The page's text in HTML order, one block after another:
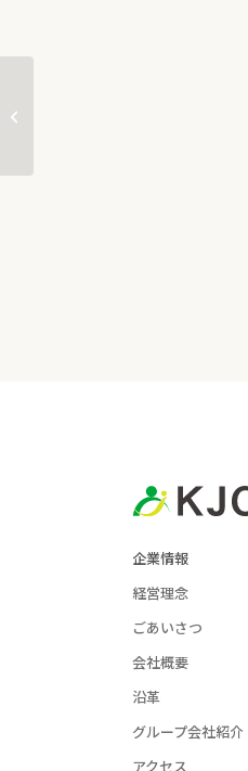
企業情報
経営理念
ごあいさつ
会社概要
沿革
グループ会社紹介
アクセス